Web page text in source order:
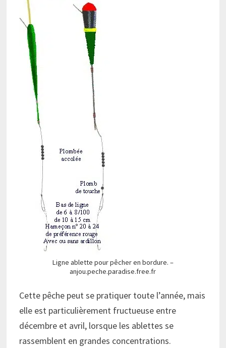
Ligne ablette pour pêcher en bordure. –
anjou.peche.paradise.free.fr
Cette pêche peut se pratiquer toute l’année, mais
elle est particulièrement fructueuse entre
décembre et avril, lorsque les ablettes se
rassemblent en grandes concentrations.